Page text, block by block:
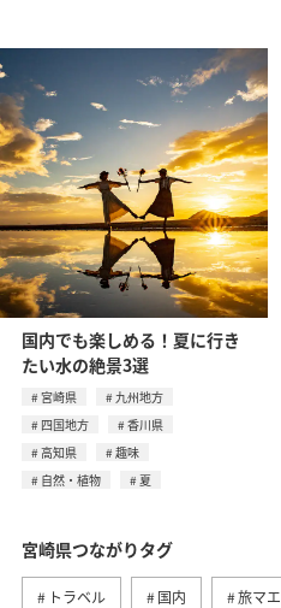
国内でも楽しめる！夏に行き
たい水の絶景3選
宮崎県
九州地方
四国地方
香川県
高知県
趣味
自然・植物
夏
宮崎県つながりタグ
トラベル 国内 旅マエ